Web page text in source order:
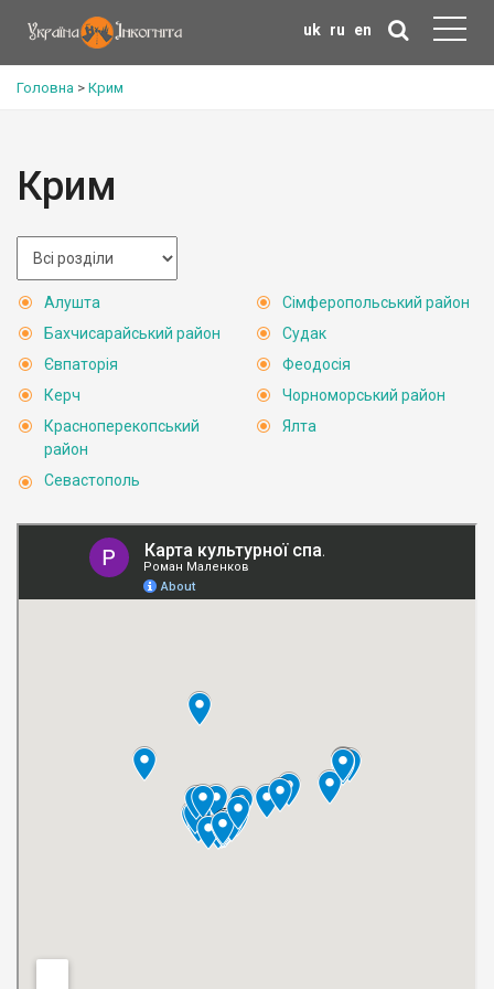
uk ru en
Головна > Крим
Крим
Алушта
Бахчисарайський район
Євпаторія
Керч
Красноперекопський
район
Севастополь
Сімферопольський район
Судак
Феодосія
Чорноморський район
Ялта